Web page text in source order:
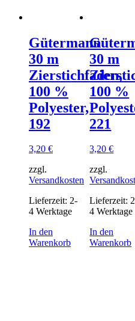
Gütermann
30 m
Zierstichfaden,
100 %
Polyester,
192
3,20 €
zzgl.
Versandkosten
Lieferzeit: 2-
4 Werktage
In den
Warenkorb
30 m
100 %
221
3,20€
zzgl.
Lieferzeit:
4 Werktage
In den
Warenkorb